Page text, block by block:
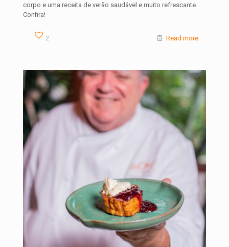
corpo e uma receita de verão saudável e muito refrescante.
Confira!
2 Read more